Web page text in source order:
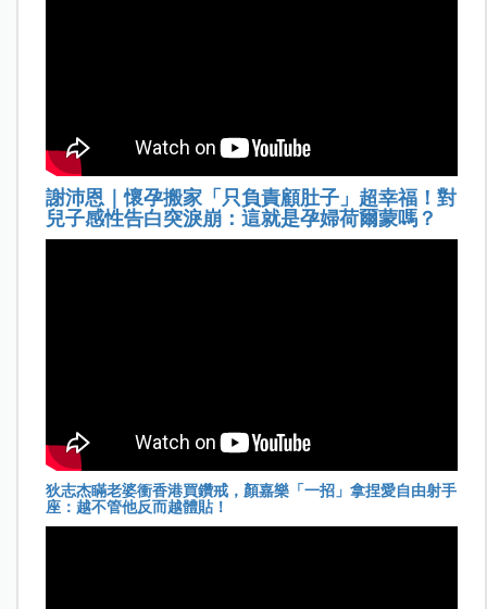
謝沛恩｜懷孕搬家「只負責顧肚子」超幸福！對
兒子感性告白突淚崩：這就是孕婦荷爾蒙嗎？
狄志杰瞞老婆衝香港買鑽戒，顏嘉樂「一招」拿捏愛自由射手
座：越不管他反而越體貼！